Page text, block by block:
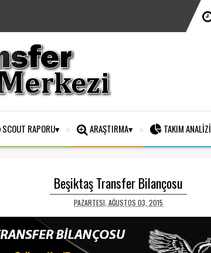
SCOUT RAPORU ARAŞTIRMA TAKIM ANALİZİ
Beşiktaş Transfer Bilançosu
PAZARTESI, AĞUSTOS 03, 2015